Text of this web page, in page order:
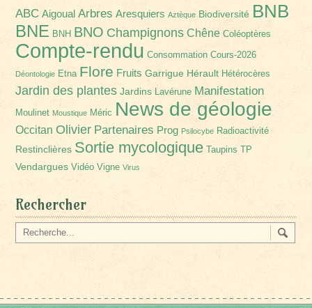
ABC Aigoual Arbres Aresquiers Aztèque Biodiversité BNB
BNE BNH BNO Champignons Chêne Coléoptères
Compte-rendu Consommation Cours-2026
Déontologie Etna Flore Fruits Garrigue Hérault Hétérocères
Jardin des plantes Jardins Lavérune Manifestation
Moulinet Moustique Méric News de géologie
Occitan Olivier Partenaires Prog Psilocybe Radioactivité
Restinclières Sortie mycologique Taupins TP
Vendargues Vidéo Vigne Virus
Rechercher